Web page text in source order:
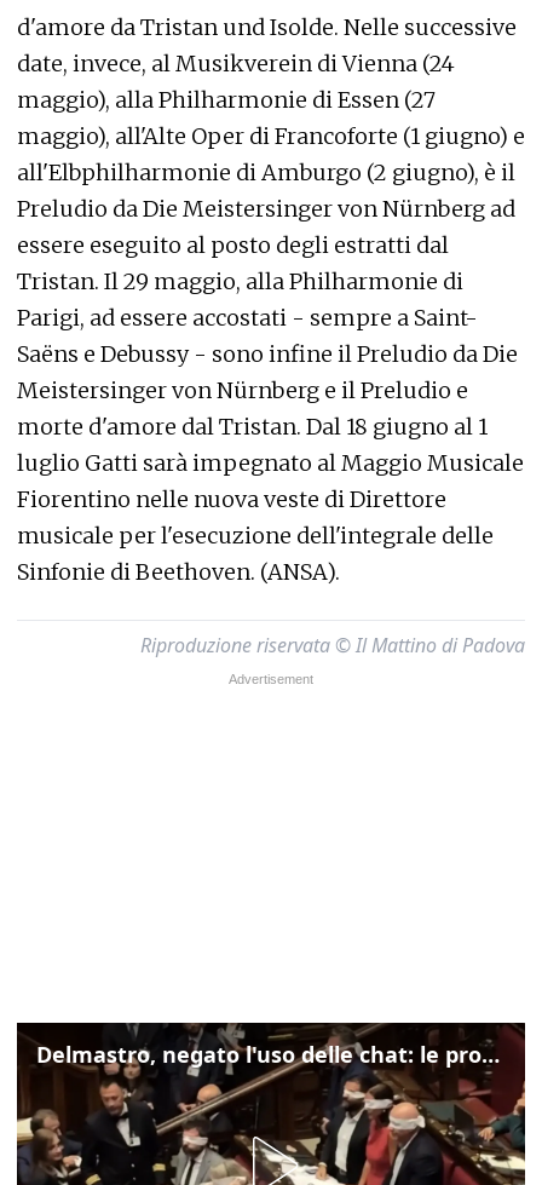
d'amore da Tristan und Isolde. Nelle successive
date, invece, al Musikverein di Vienna (24
maggio), alla Philharmonie di Essen (27
maggio), all'Alte Oper di Francoforte (1 giugno) e
all'Elbphilharmonie di Amburgo (2 giugno), è il
Preludio da Die Meistersinger von Nürnberg ad
essere eseguito al posto degli estratti dal
Tristan. Il 29 maggio, alla Philharmonie di
Parigi, ad essere accostati - sempre a Saint-
Saëns e Debussy - sono infine il Preludio da Die
Meistersinger von Nürnberg e il Preludio e
morte d'amore dal Tristan. Dal 18 giugno al 1
luglio Gatti sarà impegnato al Maggio Musicale
Fiorentino nelle nuova veste di Direttore
musicale per l'esecuzione dell'integrale delle
Sinfonie di Beethoven. (ANSA).
Riproduzione riservata © Il Mattino di Padova
Delmastro, negato l'uso delle chat: le proteste di Avs e M5s